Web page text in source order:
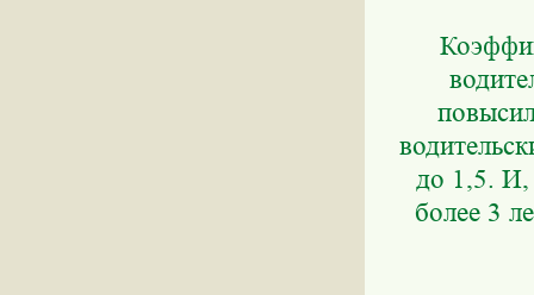
до 1,5. И,
более 3